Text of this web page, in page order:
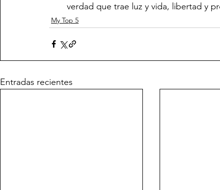
verdad que trae luz y vida, libertad y
My Top 5
Entradas recientes